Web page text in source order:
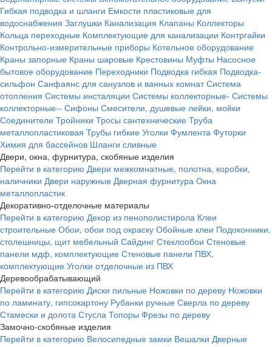
Гибкая подводка и шланги Емкости пластиковые для
водоснабжения Заглушки Канализация Клапаны Коллекторы
Кольца переходные Комплектующие для канализации Контргайки
Контрольно-измерительные приборы Котельное оборудование
Краны запорные Краны шаровые Крестовины Муфты Насосное
бытовое оборудование Переходники Подводка гибкая Подводка-
сильфон Санфаянс для санузлов и ванных комнат Система
отопления Системы инсталяции Системы коллекторные- Системы
коллекторные-- Сифоны Смесители, душевые лейки, мойки
Соединители Тройники Тросы сантехнические Труба
металлопластиковая Трубы гибкие Уголки Фумлента Футорки
Химия для бассейнов Шланги сливные
Двери, окна, фурнитура, скобяные изделия
Перейти в категорию Двери межкомнатные, полотна, коробки,
наличники Двери наружные Дверная фурнитура Окна
металлопластик
Декоративно-отделочные материалы
Перейти в категорию Декор из пенополистирола Клеи
строительные Обои, обои под окраску Обойные клеи Подоконники,
столешницы, щит мебельный Сайдинг Стеклообои Стеновые
панели мдф, комплектующие Стеновые панели ПВХ,
комплектующие Уголки отделочные из ПВХ
Деревообрабатывающий
Перейти в категорию Диски пильные Ножовки по дереву Ножовки
по ламинату, гипсокартону Рубанки ручные Сверла по дереву
Стамески и долота Стусла Топоры Фрезы по дереву
Замочно-скобяные изделия
Перейти в категорию Велосипедные замки Вешалки Дверные